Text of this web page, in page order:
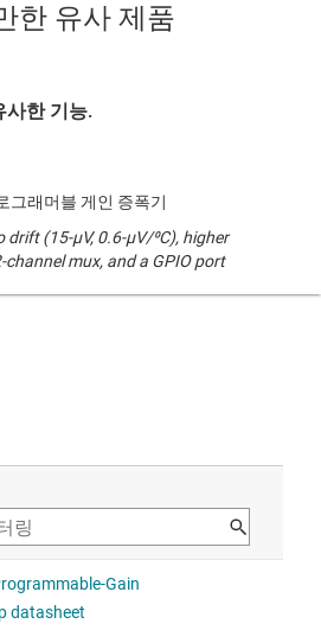
한 유사 제품
사한 기능.
그래머블 게인 증폭기
drift (15-µV, 0.6-µV/⁰C), higher
mux, and a GPIO port